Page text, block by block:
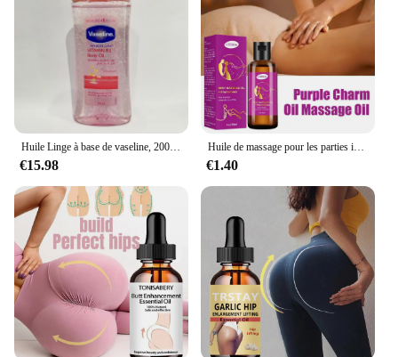
Huile Linge à base de vaseline, 200ml, éclaircit le teint de la peau, améliore les peaux sèches et arquées, nourrit et hydrate
€15.98
Huile de massage pour les parties intimes du corps, essence de rose végétale naturelle pour adultes, couples romantiques, peut utiliser une huile de massage charmante, 35ml
€1.40